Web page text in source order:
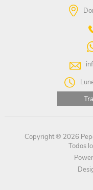
Copyright ® 2026
Todos